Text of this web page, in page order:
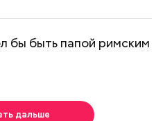
бы быть папой римским
дальше